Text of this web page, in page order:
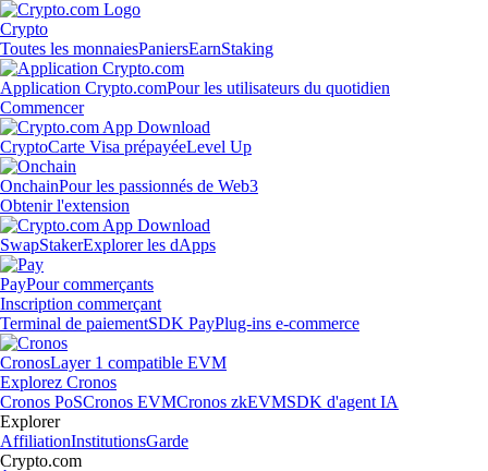
Crypto
Toutes les monnaiesPaniersEarnStaking
Application Crypto.comPour les utilisateurs du quotidien
Commencer
CryptoCarte Visa prépayéeLevel Up
OnchainPour les passionnés de Web3
Obtenir l'extension
SwapStakerExplorer les dApps
PayPour commerçants
Inscription commerçant
Terminal de paiementSDK PayPlug-ins e-commerce
CronosLayer 1 compatible EVM
Explorez Cronos
Cronos PoSCronos EVMCronos zkEVMSDK d'agent IA
Explorer
AffiliationInstitutionsGarde
Crypto.com